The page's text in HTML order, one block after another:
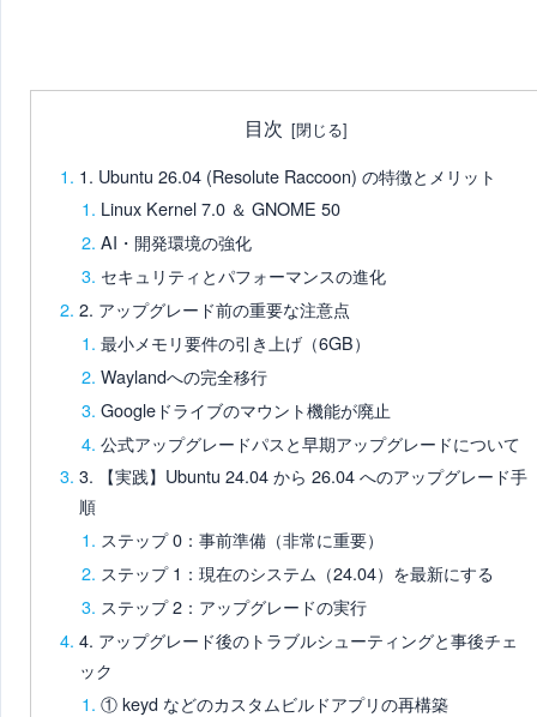
目次
1. Ubuntu 26.04 (Resolute Raccoon) の特徴とメリット
Linux Kernel 7.0 ＆ GNOME 50
AI・開発環境の強化
セキュリティとパフォーマンスの進化
2. アップグレード前の重要な注意点
最小メモリ要件の引き上げ（6GB）
Waylandへの完全移行
Googleドライブのマウント機能が廃止
公式アップグレードパスと早期アップグレードについて
3. 【実践】Ubuntu 24.04 から 26.04 へのアップグレード手
順
ステップ 0：事前準備（非常に重要）
ステップ 1：現在のシステム（24.04）を最新にする
ステップ 2：アップグレードの実行
4. アップグレード後のトラブルシューティングと事後チェ
ック
① keyd などのカスタムビルドアプリの再構築